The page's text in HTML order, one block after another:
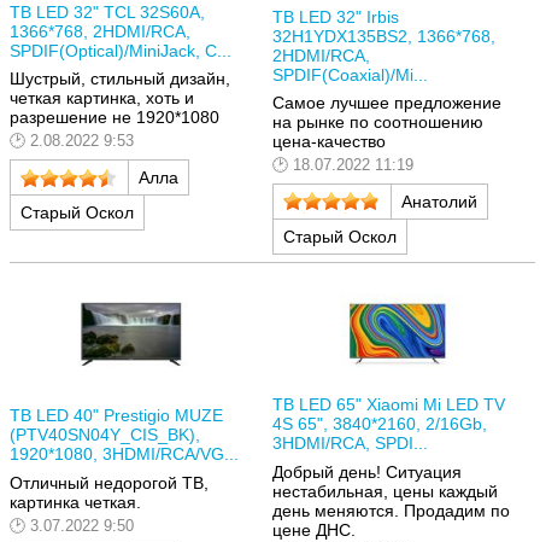
ТВ LED 32" TCL 32S60A,
1366*768, 2HDMI/RCA,
SPDIF(Optical)/MiniJack, C...
Шустрый, стильный дизайн,
четкая картинка, хоть и
разрешение не 1920*1080
2.08.2022 9:53
Алла
Старый Оскол
ТВ LED 32" Irbis
32H1YDX135BS2, 1366*768,
2HDMI/RCA,
SPDIF(Coaxial)/Mi...
Самое лучшее предложение
на рынке по соотношению
цена-качество
18.07.2022 11:19
Анатолий
Старый Оскол
ТВ LED 40" Prestigio MUZE
(PTV40SN04Y_CIS_BK),
1920*1080, 3HDMI/RCA/VG...
Отличный недорогой ТВ,
картинка четкая.
3.07.2022 9:50
ТВ LED 65" Xiaomi Mi LED TV
4S 65", 3840*2160, 2/16Gb,
3HDMI/RCA, SPDI...
Добрый день! Ситуация
нестабильная, цены каждый
день меняются. Продадим по
цене ДНС.